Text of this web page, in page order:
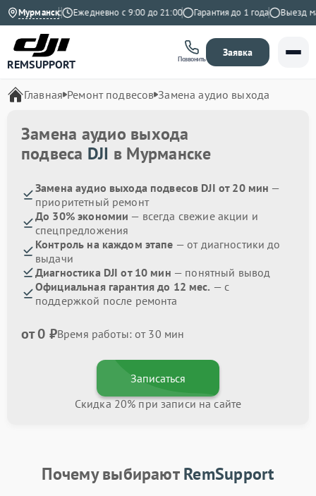
Мурманск
на Яндекс Ежедневно с 9:00 до 21:00 Гарантия до 1 года Выезд
REMSUPPORT Позвонить
Заявка
Главная Ремонт подвесов Замена аудио выхода
Замена аудио выхода
подвеса DJI в Мурманске
Замена аудио выхода подвесов DJI от 20 мин —
приоритетный ремонт
До 30% экономии — всегда свежие акции и
спецпредложения
Контроль на каждом этапе — от диагностики до
выдачи
Диагностика DJI от 10 мин — понятный вывод
Официальная гарантия до 12 мес. — с
поддержкой после ремонта
от 0 ₽Время работы: от 30 мин
Записаться
Скидка 20% при записи на сайте
Почему выбираютRemSupport